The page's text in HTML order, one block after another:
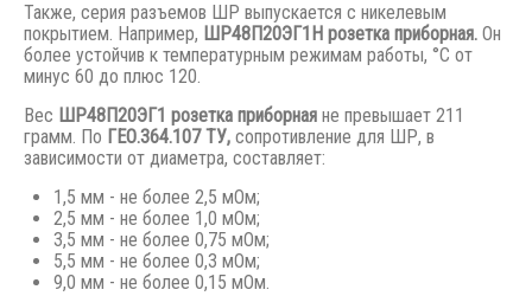
Также, серия разъемов ШР выпускается с никелевым
покрытием. Например, ШР48П20ЭГ1Н розетка приборная. Он
более устойчив к температурным режимам работы, °С от
минус 60 до плюс 120.
Вес ШР48П20ЭГ1 розетка приборная не превышает 211
грамм. По ГЕО.364.107 ТУ, сопротивление для ШР, в
зависимости от диаметра, составляет:
1,5 мм - не более 2,5 мОм;
2,5 мм - не более 1,0 мОм;
3,5 мм - не более 0,75 мОм;
5,5 мм - не более 0,3 мОм;
9,0 мм - не более 0,15 мОм.